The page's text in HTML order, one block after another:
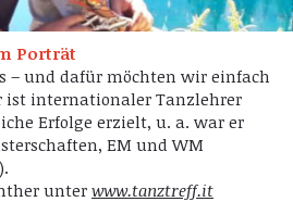
Porträt
– und dafür möchten wir einfach
ist internationaler Tanzlehrer
Erfolge erzielt, u. a. war er
EM und WM
unterwww.tanztreff.it